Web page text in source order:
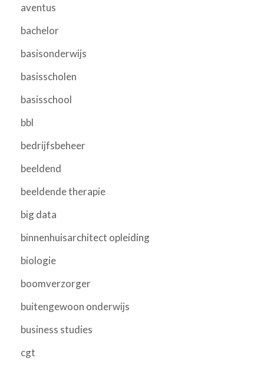
aventus
bachelor
basisonderwijs
basisscholen
basisschool
bbl
bedrijfsbeheer
beeldend
beeldende therapie
big data
binnenhuisarchitect opleiding
biologie
boomverzorger
buitengewoon onderwijs
business studies
cgt